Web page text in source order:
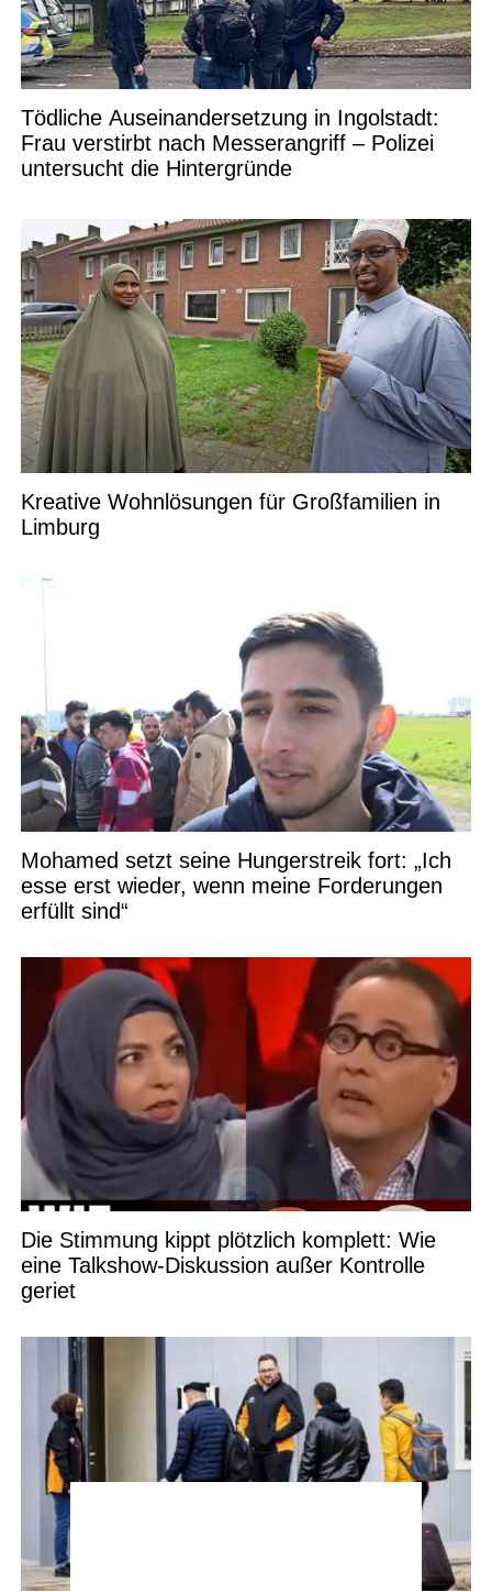
Tödliche Auseinandersetzung in Ingolstadt:
Frau verstirbt nach Messerangriff – Polizei
untersucht die Hintergründe
Kreative Wohnlösungen für Großfamilien in
Limburg
Mohamed setzt seine Hungerstreik fort: „Ich
esse erst wieder, wenn meine Forderungen
erfüllt sind“
Die Stimmung kippt plötzlich komplett: Wie
eine Talkshow-Diskussion außer Kontrolle
geriet